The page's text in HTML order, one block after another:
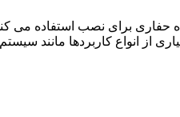
برای نصب استفاده می کند
از انواع کاربردها مانند